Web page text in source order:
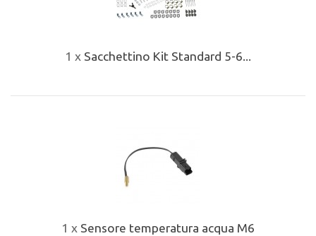
1 x Sacchettino Kit Standard 5-6...
1 x Sensore temperatura acqua M6